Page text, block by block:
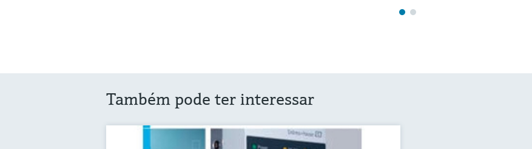
Também pode ter interessar